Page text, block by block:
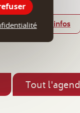
Plus d'infos
Tout